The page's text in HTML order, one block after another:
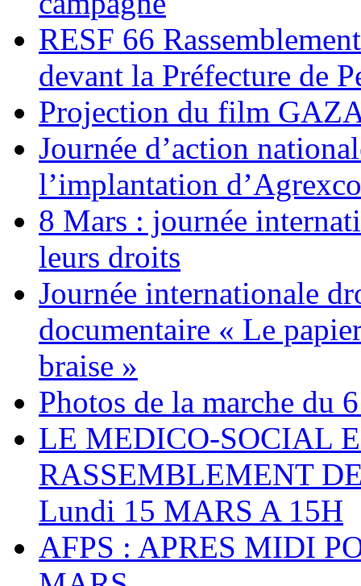
RESF 66
devant la Préfecture de
Projection du film
Journée d’action
l’implantation d’Agrexco
8 Mars : journée
leurs droits
Journée internationale
documentaire « Le
braise »
Photos de la marche du
LE MEDICO-SOCIAL
RASSEMBLEMENT
Lundi 15 MARS A 15H
AFPS : APRES MIDI